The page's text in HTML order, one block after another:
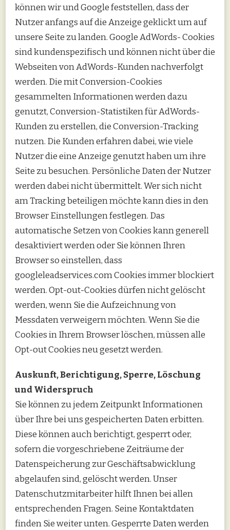
können wir und Google feststellen, dass der
Nutzer anfangs auf die Anzeige geklickt um auf
unsere Seite zu landen. Google AdWords- Cookies
sind kundenspezifisch und können nicht über die
Webseiten von AdWords-Kunden nachverfolgt
werden. Die mit Conversion-Cookies
gesammelten Informationen werden dazu
genutzt, Conversion-Statistiken für AdWords-
Kunden zu erstellen, die Conversion-Tracking
nutzen. Die Kunden erfahren dabei, wie viele
Nutzer die eine Anzeige genutzt haben um ihre
Seite zu besuchen. Persönliche Daten der Nutzer
werden dabei nicht übermittelt. Wer sich nicht
am Tracking beteiligen möchte kann dies in den
Browser Einstellungen festlegen. Das
automatische Setzen von Cookies kann generell
desaktiviert werden oder Sie können Ihren
Browser so einstellen, dass
googleleadservices.com Cookies immer blockiert
werden. Opt-out-Cookies dürfen nicht gelöscht
werden, wenn Sie die Aufzeichnung von
Messdaten verweigern möchten. Wenn Sie die
Cookies in Ihrem Browser löschen, müssen alle
Opt-out Cookies neu gesetzt werden.
Auskunft, Berichtigung, Sperre, Löschung
und Widerspruch
Sie können zu jedem Zeitpunkt Informationen
über Ihre bei uns gespeicherten Daten erbitten.
Diese können auch berichtigt, gesperrt oder,
sofern die vorgeschriebene Zeiträume der
Datenspeicherung zur Geschäftsabwicklung
abgelaufen sind, gelöscht werden. Unser
Datenschutzmitarbeiter hilft Ihnen bei allen
entsprechenden Fragen. Seine Kontaktdaten
finden Sie weiter unten. Gesperrte Daten werden